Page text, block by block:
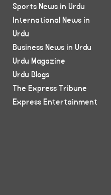
Sports News in Urdu
International News in
Urdu
Business News in Urdu
Urdu Magazine
Urdu Blogs
The Express Tribune
Express Entertainment